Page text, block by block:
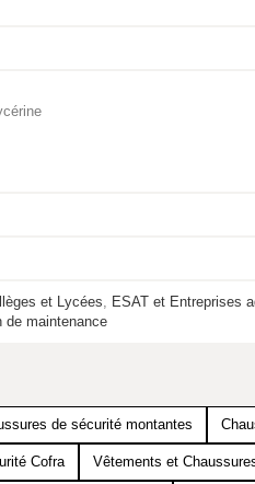
et Lycées, ESAT et Entreprises
de maintenance
de sécurité montantes
Cofra Vêtements et